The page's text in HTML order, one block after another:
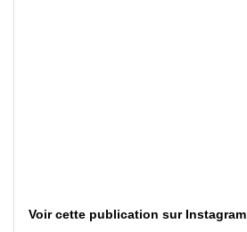
Voir cette publication sur Instagram